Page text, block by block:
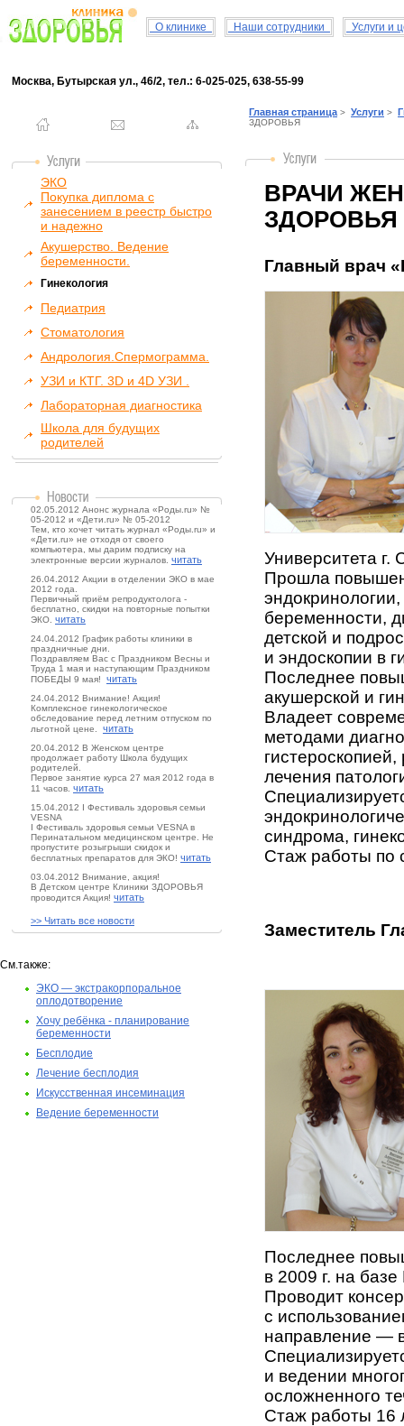
О клинике Наши сотрудники Услуги и
Москва, Бутырская ул., 46/2, тел.: 6-025-025, 638-55-99
ЭКО
Покупка диплома с
занесением в реестр быстро
и надежно
Акушерство. Ведение
беременности.
Гинекология
Педиатрия
Стоматология
Андрология.Спермограмма.
УЗИ и КТГ. 3D и 4D УЗИ .
Лабораторная диагностика
Школа для будущих
родителей
02.05.2012 Анонс журнала «Роды.ru» №
05-2012 и «Дети.ru» № 05-2012
Тем, кто хочет читать журнал «Роды.ru» и
«Дети.ru» не отходя от своего
компьютера, мы дарим подписку на
электронные версии журналов. читать
26.04.2012 Акции в отделении ЭКО в мае
2012 года.
Первичный приём репродуктолога -
бесплатно, скидки на повторные попытки
ЭКО. читать
24.04.2012 График работы клиники в
праздничные дни.
Поздравляем Вас с Праздником Весны и
Труда 1 мая и наступающим Праздником
ПОБЕДЫ 9 мая! читать
24.04.2012 Внимание! Акция!
Комплексное гинекологическое
обследование перед летним отпуском по
льготной цене. читать
20.04.2012 В Женском центре
продолжает работу Школа будущих
родителей.
Первое занятие курса 27 мая 2012 года в
11 часов. читать
15.04.2012 I Фестиваль здоровья семьи
VESNA
I Фестиваль здоровья семьи VESNA в
Перинатальном медицинском центре. Не
пропустите розыгрыши скидок и
бесплатных препаратов для ЭКО! читать
03.04.2012 Внимание, акция!
В Детском центре Клиники ЗДОРОВЬЯ
проводится Акция! читать
>> Читать все новости
См.также:
ЭКО — экстракорпоральное
оплодотворение
Хочу ребёнка - планирование
беременности
Бесплодие
Лечение бесплодия
Искусственная инсеминация
Ведение беременности
Главная страница > Услуги >
ЗДОРОВЬЯ
ВРАЧИ
ЗДОРОВЬЯ
Главный врач
Университета г.
Прошла
беременности,
детской и
и эндоскопии в
Последнее
акушерской и
Владеет
методами
лечения
синдрома,
Стаж работы по
Заместитель
Последнее
в 2009 г. на
Проводит
с
направление —
и ведении
осложненного
Стаж работы 16